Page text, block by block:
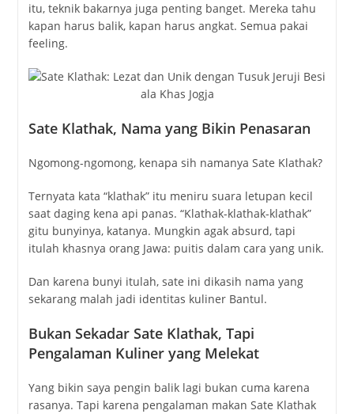
itu, teknik bakarnya juga penting banget. Mereka tahu
kapan harus balik, kapan harus angkat. Semua pakai
feeling.
Sate Klathak, Nama yang Bikin Penasaran
Ngomong-ngomong, kenapa sih namanya Sate Klathak?
Ternyata kata “klathak” itu meniru suara letupan kecil
saat daging kena api panas. “Klathak-klathak-klathak”
gitu bunyinya, katanya. Mungkin agak absurd, tapi
itulah khasnya orang Jawa: puitis dalam cara yang unik.
Dan karena bunyi itulah, sate ini dikasih nama yang
sekarang malah jadi identitas kuliner Bantul.
Bukan Sekadar Sate Klathak, Tapi
Pengalaman Kuliner yang Melekat
Yang bikin saya pengin balik lagi bukan cuma karena
rasanya. Tapi karena pengalaman makan Sate Klathak